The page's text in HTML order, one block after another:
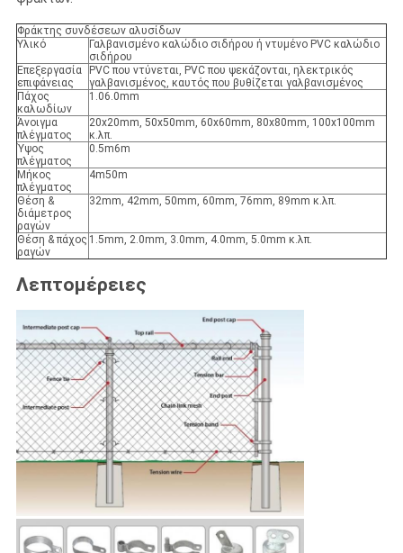
Φράκτης συνδέσεων αλυσίδων
Υλικό
Γαλβανισμένο καλώδιο σιδήρου ή ντυμένο PVC καλώδιο
σιδήρου
Επεξεργασία
επιφάνειας
PVC που ντύνεται, PVC που ψεκάζονται, ηλεκτρικός
γαλβανισμένος, καυτός που βυθίζεται γαλβανισμένος
Πάχος
καλωδίων
1.06.0mm
Άνοιγμα
πλέγματος
20x20mm, 50x50mm, 60x60mm, 80x80mm, 100x100mm
κ.λπ.
Ύψος
πλέγματος
0.5m6m
Μήκος
πλέγματος
4m50m
Θέση &
διάμετρος
ραγών
32mm, 42mm, 50mm, 60mm, 76mm, 89mm κ.λπ.
Θέση & πάχος
ραγών
1.5mm, 2.0mm, 3.0mm, 4.0mm, 5.0mm κ.λπ.
Λεπτομέρειες